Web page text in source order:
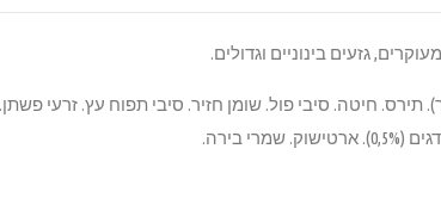
גזעים בינוניים וגדולים.
מיובש מן החי 26% (עופות, חזיר). תירס. חיטה. סיבי פול. שומן חזיר. סיבי תפוח
בירה.